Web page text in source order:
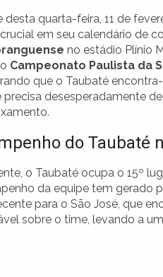
desta quarta-feira, 11 de
em seu calendário de
no estádio Plínio
Campeonato Paulista da
que o Taubaté
precisa desesperadamente
do Taubaté
o Taubaté ocupa o 15º
da equipe tem gerado
para o São José, que
sobre o time, levando a